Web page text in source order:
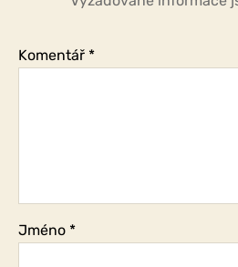
Komentář *
Jméno *